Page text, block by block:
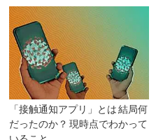
「接触通知アプリ」とは 結局何
だったのか？ 現時点でわかって